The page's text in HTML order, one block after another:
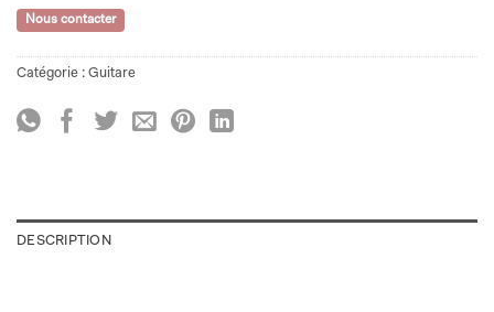
Nous contacter
Catégorie : Guitare
DESCRIPTION